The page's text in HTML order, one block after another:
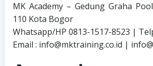
MK Academy – Gedung Graha
110 Kota Bogor
Whatsapp/HP 0813-1517-8523 |
Email : info@mktraining.co.id |